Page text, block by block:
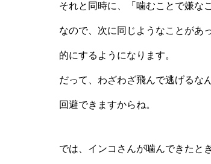
それと同時に、「噛むことで嫌な
なので、次に同じようなことがあ
的にするようになります。
だって、わざわざ飛んで逃げるな
回避できますからね。
では、インコさんが噛んできたと